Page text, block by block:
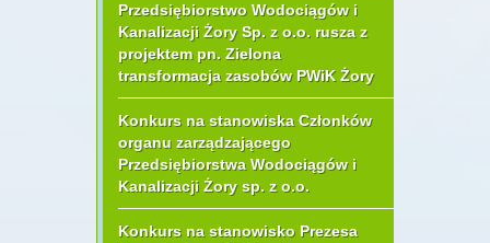
Przedsiębiorstwo Wodociągów i
Kanalizacji Żory Sp. z o.o. rusza z
projektem pn. Zielona
transformacja zasobów PWiK Żory
Konkurs na stanowiska Członków
organu zarządzającego
Przedsiębiorstwa Wodociągów i
Kanalizacji Żory sp. z o.o.
Konkurs na stanowisko Prezesa